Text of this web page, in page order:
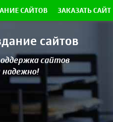
САЙТОВ ЗАКАЗАТЬ САЙТ
сайтов
сайтов
надежно!